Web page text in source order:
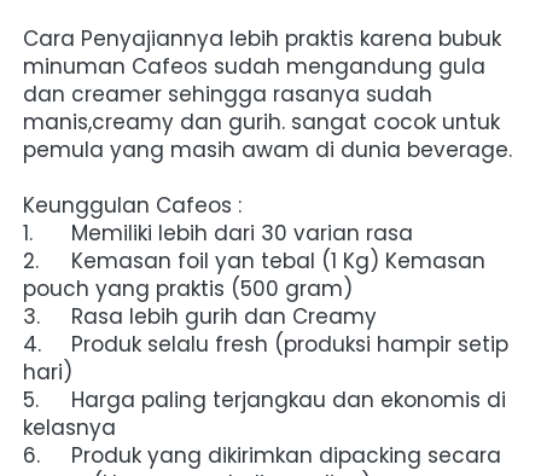
Cara Penyajiannya lebih praktis karena bubuk
minuman Cafeos sudah mengandung gula
dan creamer sehingga rasanya sudah
manis,creamy dan gurih. sangat cocok untuk
pemula yang masih awam di dunia beverage.
Keunggulan Cafeos :
1.	Memiliki lebih dari 30 varian rasa
2.	Kemasan foil yan tebal (1 Kg) Kemasan
pouch yang praktis (500 gram)
3.	Rasa lebih gurih dan Creamy
4.	Produk selalu fresh (produksi hampir setip
hari)
5.	Harga paling terjangkau dan ekonomis di
kelasnya
6.	Produk yang dikirimkan dipacking secara